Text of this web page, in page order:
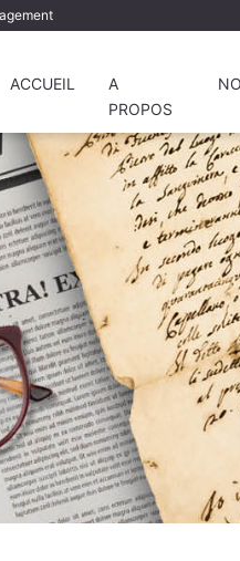
ACCUEIL
A
PROPOS